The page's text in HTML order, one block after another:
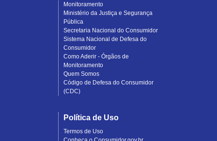
Monitoramento
Ministério da Justiça e Segurança
Pública
Secretaria Nacional do Consumidor
Sistema Nacional de Defesa do
Consumidor
Como Aderir - Órgãos de
Monitoramento
Quem Somos
Código de Defesa do Consumidor
(CDC)
Política de Uso
Termos de Uso